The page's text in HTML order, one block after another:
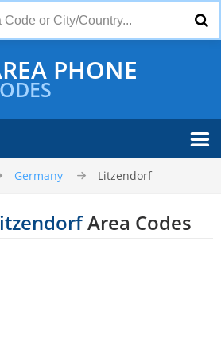
PHONE
Germany Litzendorf
Area Codes